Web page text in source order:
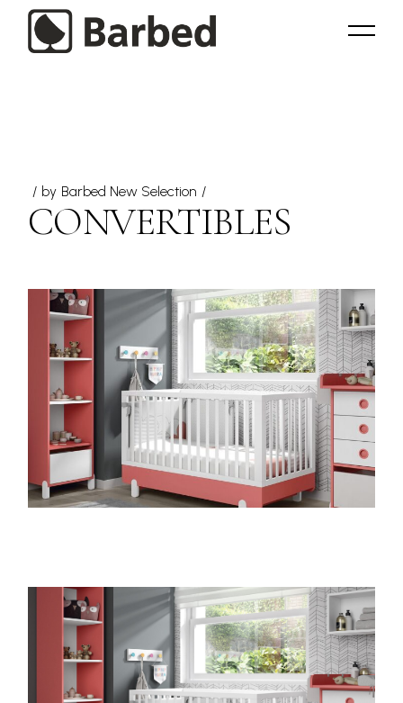
content
by Barbed New Selection
CONVERTIBLES